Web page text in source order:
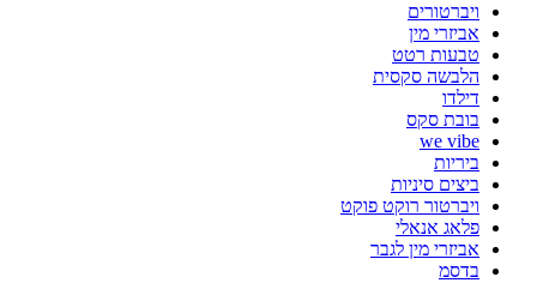
ויברטורים
אביזרי מין
טבעות רטט
הלבשה סקסית
דילדו
בובת סקס
we vibe
ביריות
ביצים סיניות
ויברטור רוקט פוקט
פלאג אנאלי
אביזרי מין לגבר
בדסמ